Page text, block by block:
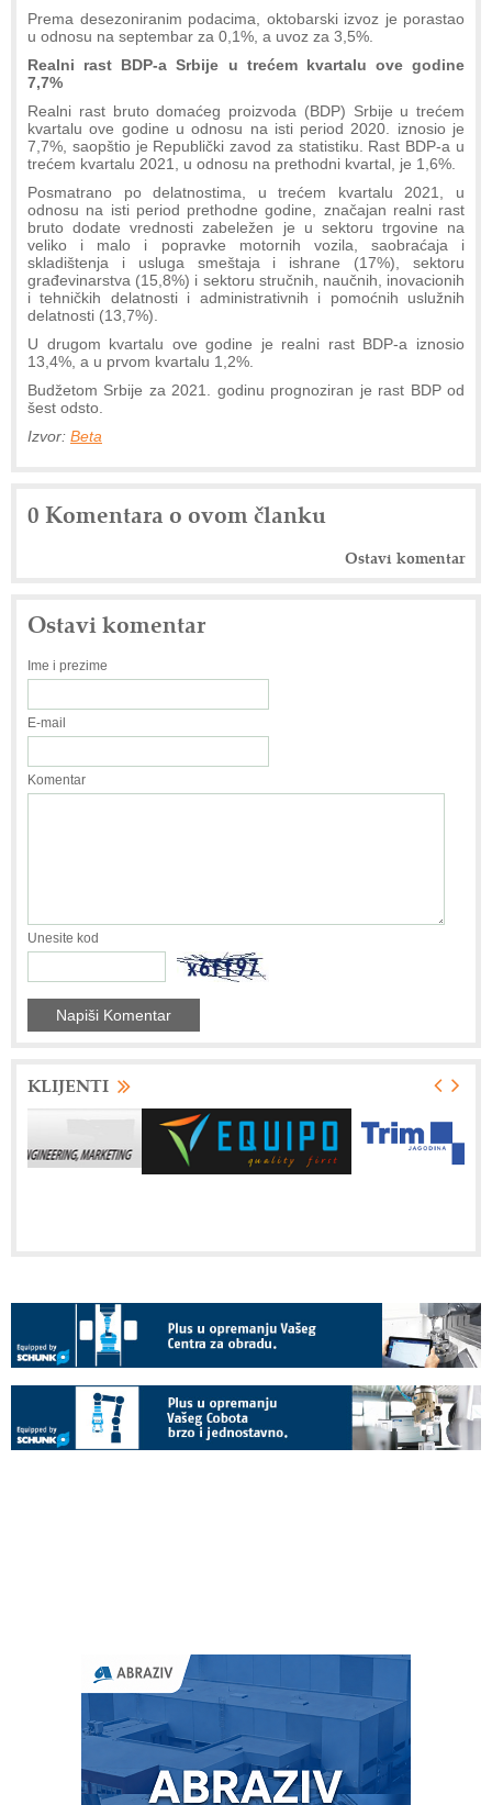
Prema desezoniranim podacima, oktobarski izvoz je porastao
u odnosu na septembar za 0,1%, a uvoz za 3,5%.
Realni rast BDP-a Srbije u trećem kvartalu ove godine
7,7%
Realni rast bruto domaćeg proizvoda (BDP) Srbije u trećem
kvartalu ove godine u odnosu na isti period 2020. iznosio je
7,7%, saopštio je Republički zavod za statistiku. Rast BDP-a u
trećem kvartalu 2021, u odnosu na prethodni kvartal, je 1,6%.
Posmatrano po delatnostima, u trećem kvartalu 2021, u
odnosu na isti period prethodne godine, značajan realni rast
bruto dodate vrednosti zabeležen je u sektoru trgovine na
veliko i malo i popravke motornih vozila, saobraćaja i
skladištenja i usluga smeštaja i ishrane (17%), sektoru
građevinarstva (15,8%) i sektoru stručnih, naučnih, inovacionih
i tehničkih delatnosti i administrativnih i pomoćnih uslužnih
delatnosti (13,7%).
U drugom kvartalu ove godine je realni rast BDP-a iznosio
13,4%, a u prvom kvartalu 1,2%.
Budžetom Srbije za 2021. godinu prognoziran je rast BDP od
šest odsto.
Izvor: Beta
0 Komentara o ovom članku
Ostavi komentar
Ostavi komentar
Ime i prezime
E-mail
Komentar
Unesite kod
KLIJENTI